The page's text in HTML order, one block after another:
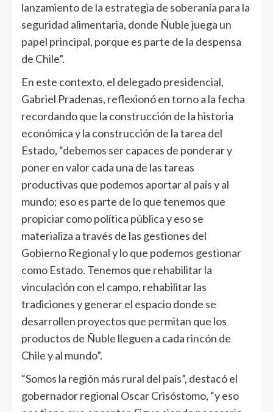
lanzamiento de la estrategia de soberanía para la
seguridad alimentaria, donde Ñuble juega un
papel principal, porque es parte de la despensa
de Chile”.
En este contexto, el delegado presidencial,
Gabriel Pradenas, reflexionó en torno a la fecha
recordando que la construcción de la historia
económica y la construcción de la tarea del
Estado, “debemos ser capaces de ponderar y
poner en valor cada una de las tareas
productivas que podemos aportar al país y al
mundo; eso es parte de lo que tenemos que
propiciar como política pública y eso se
materializa a través de las gestiones del
Gobierno Regional y lo que podemos gestionar
como Estado. Tenemos que rehabilitar la
vinculación con el campo, rehabilitar las
tradiciones y generar el espacio donde se
desarrollen proyectos que permitan que los
productos de Ñuble lleguen a cada rincón de
Chile y al mundo”.
“Somos la región más rural del país”, destacó el
gobernador regional Oscar Crisóstomo, “y eso